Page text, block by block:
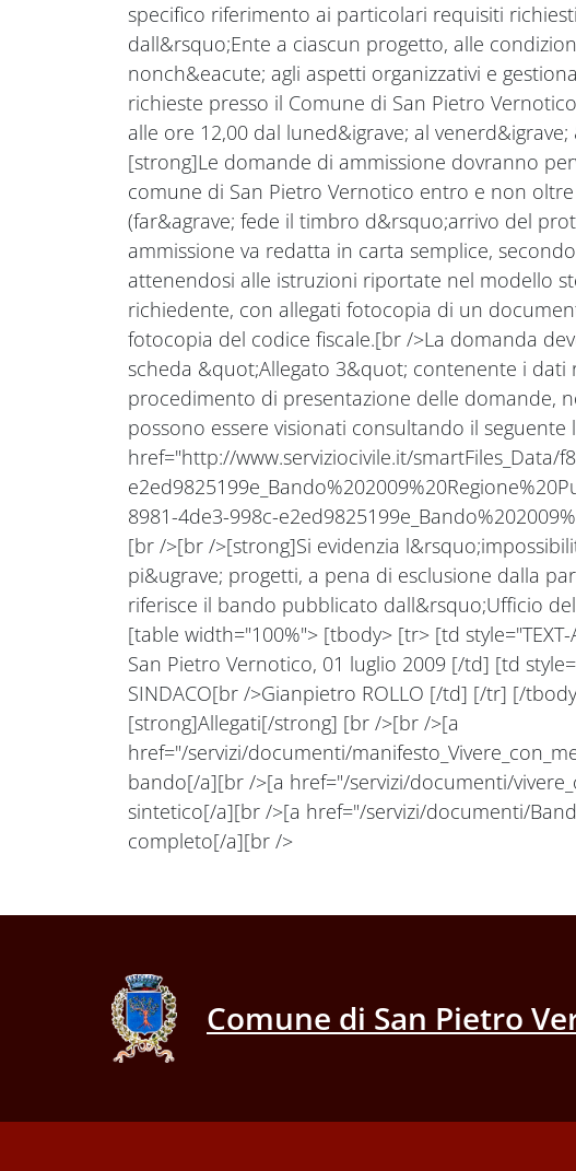
specifico riferimento ai particolari requisiti
dall&rsquo;Ente a ciascun progetto, alle
nonch&eacute; agli aspetti organizzativi e
richieste presso il Comune di San Pietro
alle ore 12,00 dal luned&igrave; al
[strong]Le domande di ammissione dovranno
comune di San Pietro Vernotico entro e non
(far&agrave; fede il timbro d&rsquo;arrivo del
ammissione va redatta in carta semplice,
attenendosi alle istruzioni riportate nel modello
richiedente, con allegati fotocopia di un
fotocopia del codice fiscale.[br />La domanda
scheda &quot;Allegato 3&quot; contenente i
procedimento di presentazione delle domande,
possono essere visionati consultando il
href="http://www.serviziocivile.it/smartFiles_Data/
8981-4de3-998c-
[br />[br />[strong]Si evidenzia
pi&ugrave; progetti, a pena di esclusione dalla
riferisce il bando pubblicato dall&rsquo;Ufficio
[table width="100%"> [tbody> [tr> [td
San Pietro Vernotico, 01 luglio 2009 [/td] [td
SINDACO[br />Gianpietro ROLLO [/td] [/tr] [/
[strong]Allegati[/strong] [br />[br />[a
href="/servizi/documenti/
bando[/a][br />[a href="/servizi/documenti/
sintetico[/a][br />[a href="/servizi/documenti/
completo[/a][br />
Comune di San Pietro